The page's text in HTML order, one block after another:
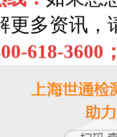
更多资讯，
618-3600